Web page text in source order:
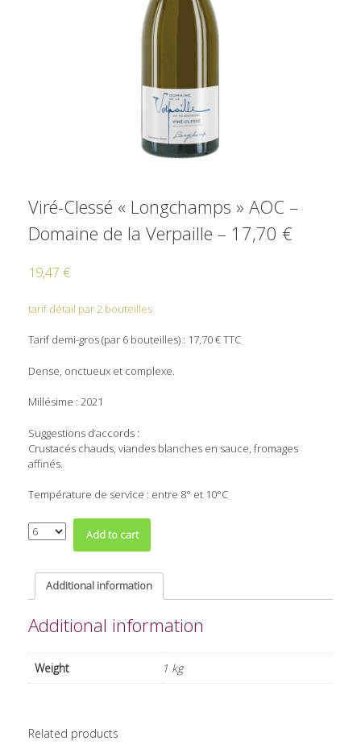
Viré-Clessé « Longchamps » AOC –
Domaine de la Verpaille – 17,70 €
19,47 €
tarif détail par 2 bouteilles
Tarif demi-gros (par 6 bouteilles) : 17,70 € TTC
Dense, onctueux et complexe.
Millésime : 2021
Suggestions d’accords :
Crustacés chauds, viandes blanches en sauce, fromages
affinés.
Température de service : entre 8° et 10°C
Quantity
Add to cart
Additional information
Additional information
Weight 1 kg
Related products